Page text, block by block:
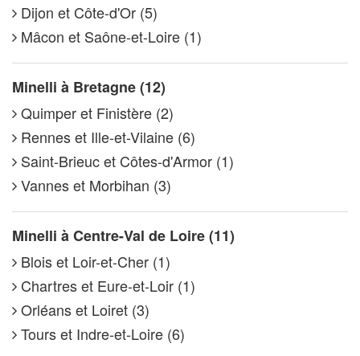
Dijon et Côte-d'Or (5)
Mâcon et Saône-et-Loire (1)
Minelli à Bretagne (12)
Quimper et Finistère (2)
Rennes et Ille-et-Vilaine (6)
Saint-Brieuc et Côtes-d'Armor (1)
Vannes et Morbihan (3)
Minelli à Centre-Val de Loire (11)
Blois et Loir-et-Cher (1)
Chartres et Eure-et-Loir (1)
Orléans et Loiret (3)
Tours et Indre-et-Loire (6)